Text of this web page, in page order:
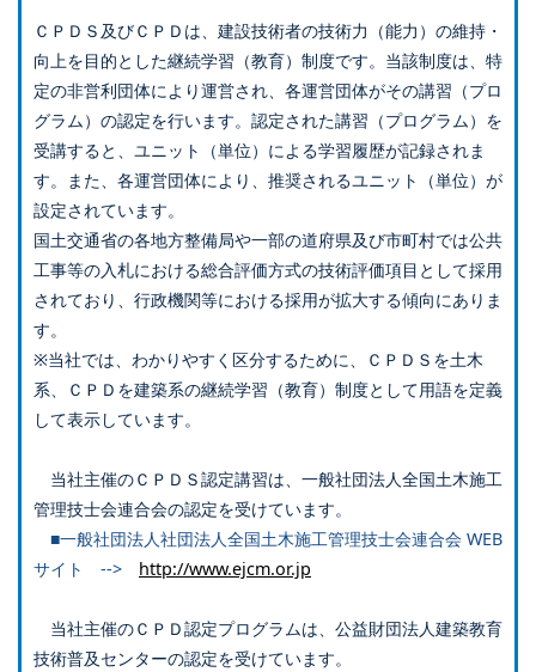
ＣＰＤＳ及びＣＰＤは、建設技術者の技術力（能力）の維持・
向上を目的とした継続学習（教育）制度です。当該制度は、特
定の非営利団体により運営され、各運営団体がその講習（プロ
グラム）の認定を行います。認定された講習（プログラム）を
受講すると、ユニット（単位）による学習履歴が記録されま
す。また、各運営団体により、推奨されるユニット（単位）が
設定されています。
国土交通省の各地方整備局や一部の道府県及び市町村では公共
工事等の入札における総合評価方式の技術評価項目として採用
されており、行政機関等における採用が拡大する傾向にありま
す。
※当社では、わかりやすく区分するために、ＣＰＤＳを土木
系、ＣＰＤを建築系の継続学習（教育）制度として用語を定義
して表示しています。
当社主催のＣＰＤＳ認定講習は、一般社団法人全国土木施工
管理技士会連合会の認定を受けています。
■一般社団法人社団法人全国土木施工管理技士会連合会 WEB
サイト --> http://www.ejcm.or.jp
当社主催のＣＰＤ認定プログラムは、公益財団法人建築教育
技術普及センターの認定を受けています。